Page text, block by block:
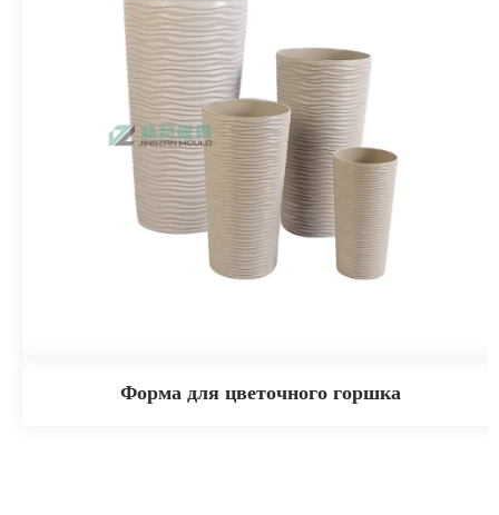
Форма для цветочного горшка